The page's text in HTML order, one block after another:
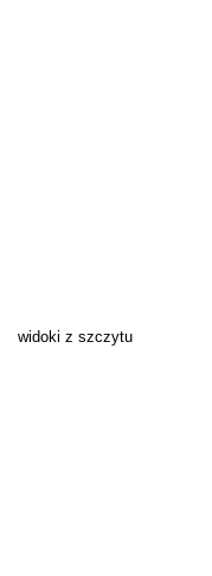
widoki z szczytu